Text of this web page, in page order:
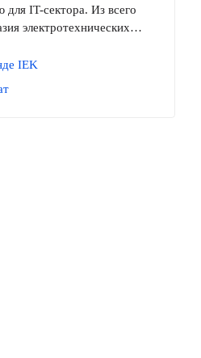
для IT-сектора. Из всего
электротехнических…
IEK